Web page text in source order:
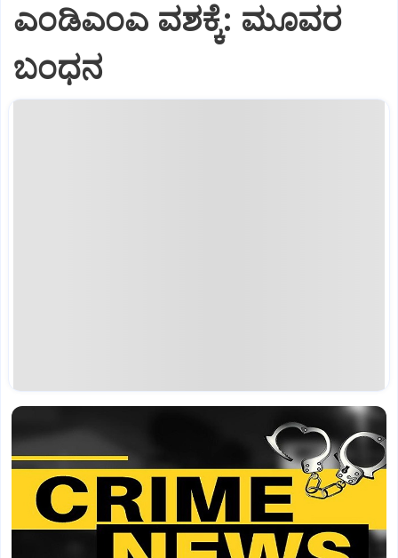
ಎಂಡಿಎಂಎ ವಶಕ್ಕೆ: ಮೂವರ
ಬಂಧನ